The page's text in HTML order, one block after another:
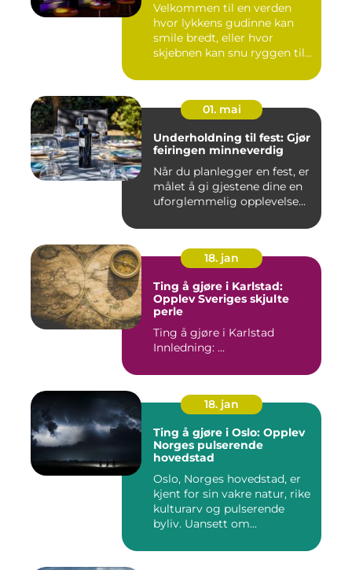
Velkommen til en verden
hvor lykkens gudinne kan
smile bredt, eller hvor
skjebnen kan snu ryggen til...
01. mai
Underholdning til fest: Gjør
feiringen minneverdig
Når du planlegger en fest, er
målet å gi gjestene dine en
uforglemmelig opplevelse...
18. jan
Ting å gjøre i Karlstad:
Opplev Sveriges skjulte
perle
Ting å gjøre i Karlstad
Innledning: ...
18. jan
Ting å gjøre i Oslo: Opplev
Norges pulserende
hovedstad
Oslo, Norges hovedstad, er
kjent for sin vakre natur, rike
kulturarv og pulserende
byliv. Uansett om...